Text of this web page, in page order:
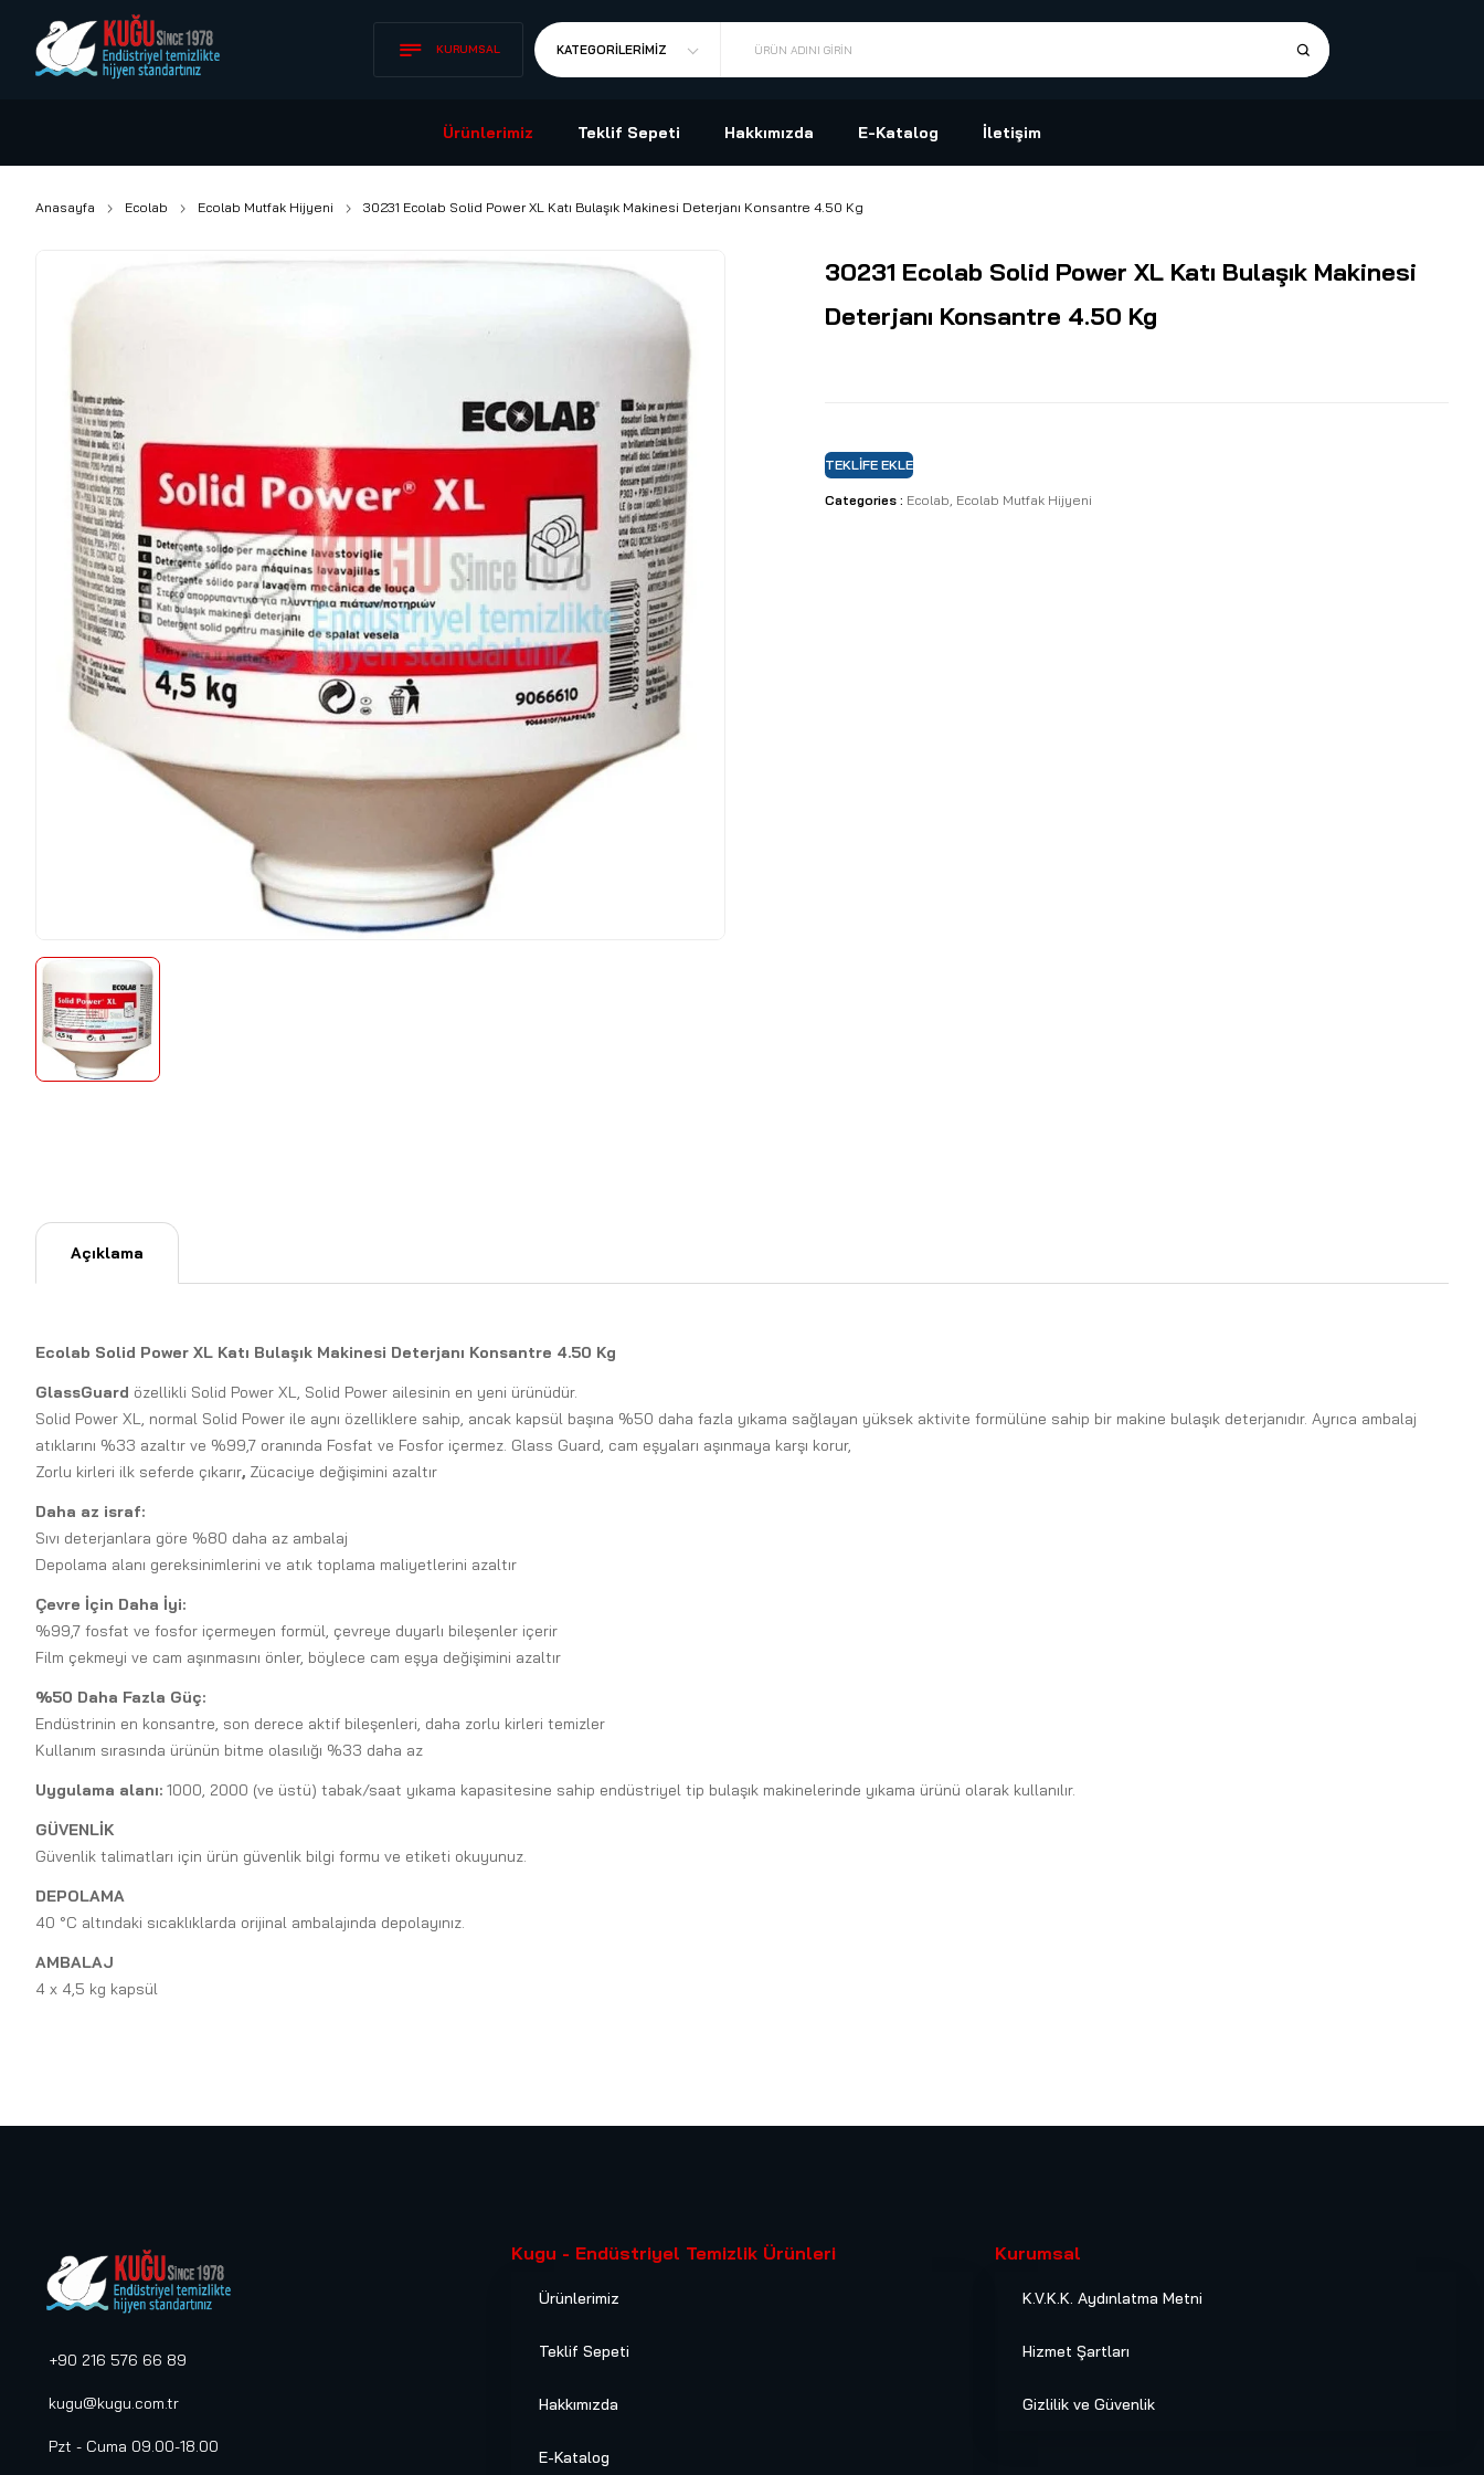
KURUMSAL KATEGORILERIMIZ ÜRÜN ADINI GIRIN
Ürünlerimiz Teklif Sepeti Hakkımızda E-Katalog İletişim
Anasayfa Ecolab Ecolab Mutfak Hijyeni 30231 Ecolab Solid Power XL Katı Bulaşık Makinesi Deterjanı Konsantre 4.50 Kg
30231 Ecolab Solid Power XL Katı Bulaşık Makinesi
Deterjanı Konsantre 4.50 Kg
TEKLIFE EKLE
Categories : Ecolab, Ecolab Mutfak Hijyeni
Açıklama
Ecolab Solid Power XL Katı Bulaşık Makinesi Deterjanı Konsantre 4.50 Kg
GlassGuard özellikli Solid Power XL, Solid Power ailesinin en yeni ürünüdür.
Solid Power XL, normal Solid Power ile aynı özelliklere sahip, ancak kapsül başına %50 daha fazla yıkama sağlayan yüksek aktivite formülüne sahip bir makine bulaşık deterjanıdır. Ayrıca ambalaj
atıklarını %33 azaltır ve %99,7 oranında Fosfat ve Fosfor içermez. Glass Guard, cam eşyaları aşınmaya karşı korur,
Zorlu kirleri ilk seferde çıkarır, Zücaciye değişimini azaltır
Daha az israf:
Sıvı deterjanlara göre %80 daha az ambalaj
Depolama alanı gereksinimlerini ve atık toplama maliyetlerini azaltır
Çevre İçin Daha İyi:
%99,7 fosfat ve fosfor içermeyen formül, çevreye duyarlı bileşenler içerir
Film çekmeyi ve cam aşınmasını önler, böylece cam eşya değişimini azaltır
%50 Daha Fazla Güç:
Endüstrinin en konsantre, son derece aktif bileşenleri, daha zorlu kirleri temizler
Kullanım sırasında ürünün bitme olasılığı %33 daha az
Uygulama alanı: 1000, 2000 (ve üstü) tabak/saat yıkama kapasitesine sahip endüstriyel tip bulaşık makinelerinde yıkama ürünü olarak kullanılır.
GÜVENLİK
Güvenlik talimatları için ürün güvenlik bilgi formu ve etiketi okuyunuz.
DEPOLAMA
40 °C altındaki sıcaklıklarda orijinal ambalajında depolayınız.
AMBALAJ
4 x 4,5 kg kapsül
+90 216 576 66 89
kugu@kugu.com.tr
Pzt - Cuma 09.00-18.00
Kugu - Endüstriyel Temizlik Ürünleri
Ürünlerimiz
Teklif Sepeti
Hakkımızda
E-Katalog
Kurumsal
K.V.K.K. Aydınlatma Metni
Hizmet Şartları
Gizlilik ve Güvenlik